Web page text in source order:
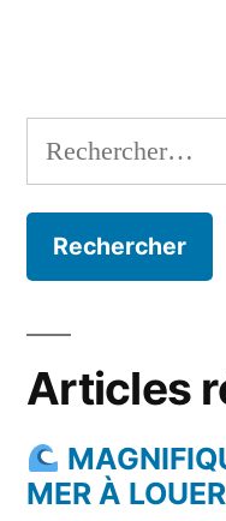
Rechercher :
Articles
MER À